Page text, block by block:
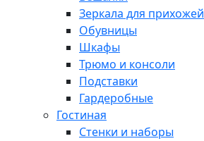
Зеркала для прихожей
Обувницы
Шкафы
Трюмо и консоли
Подставки
Гардеробные
Гостиная
Стенки и наборы